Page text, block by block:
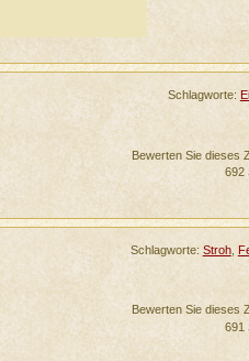
Schlagworte:
Bewerten Sie dieses
692
Schlagworte: Stroh,
Bewerten Sie dieses
691